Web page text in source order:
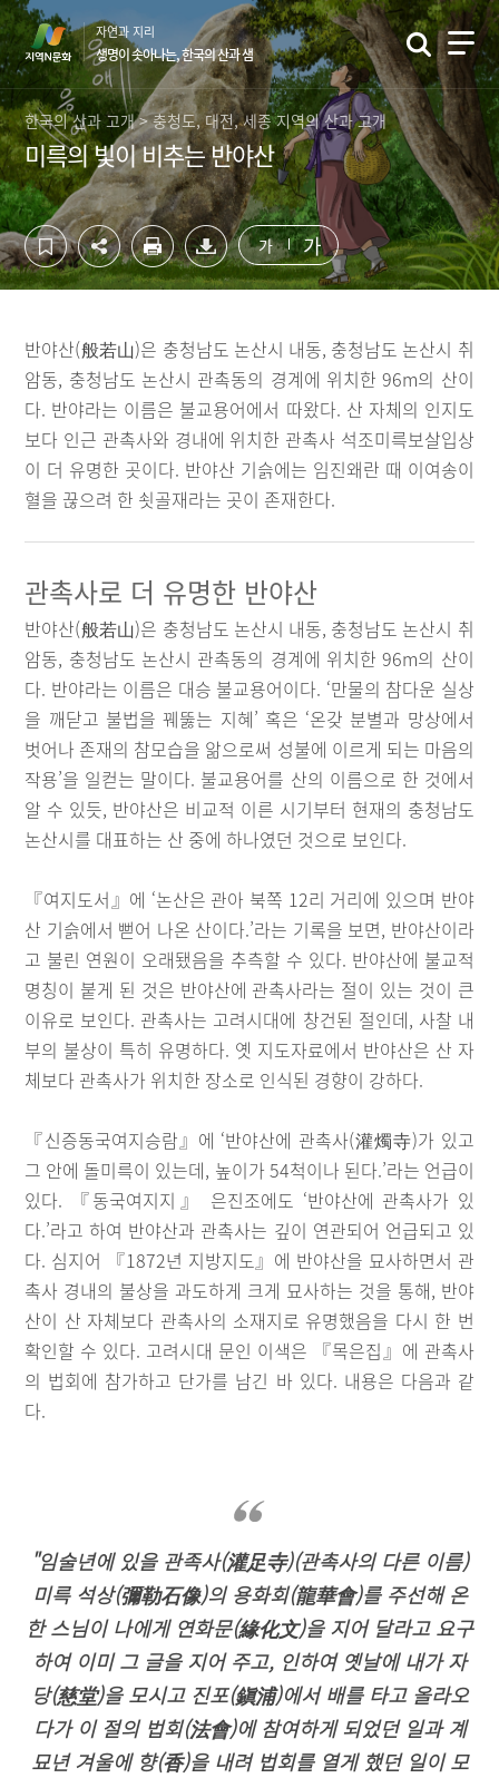
컨
텐
츠
영
역
바
로
가
기
하
단
영
역
바
로
가
기
자연과 지리
생명이 솟아나는, 한국의 산과 샘
한국의 산과 고개 > 충청도, 대전, 세종 지역의 산과 고개
미륵의 빛이 비추는 반야산
가 가
반야산(般若山)은 충청남도 논산시 내동, 충청남도 논산시 취
암동, 충청남도 논산시 관촉동의 경계에 위치한 96m의 산이
다. 반야라는 이름은 불교용어에서 따왔다. 산 자체의 인지도
보다 인근 관촉사와 경내에 위치한 관촉사 석조미륵보살입상
이 더 유명한 곳이다. 반야산 기슭에는 임진왜란 때 이여송이
혈을 끊으려 한 쇳골재라는 곳이 존재한다.
관촉사로 더 유명한 반야산
반야산(般若山)은 충청남도 논산시 내동, 충청남도 논산시 취
암동, 충청남도 논산시 관촉동의 경계에 위치한 96m의 산이
다. 반야라는 이름은 대승 불교용어이다. ‘만물의 참다운 실상
을 깨닫고 불법을 꿰뚫는 지혜’ 혹은 ‘온갖 분별과 망상에서
벗어나 존재의 참모습을 앎으로써 성불에 이르게 되는 마음의
작용’을 일컫는 말이다. 불교용어를 산의 이름으로 한 것에서
알 수 있듯, 반야산은 비교적 이른 시기부터 현재의 충청남도
논산시를 대표하는 산 중에 하나였던 것으로 보인다.
『여지도서』에 ‘논산은 관아 북쪽 12리 거리에 있으며 반야
산 기슭에서 뻗어 나온 산이다.’라는 기록을 보면, 반야산이라
고 불린 연원이 오래됐음을 추측할 수 있다. 반야산에 불교적
명칭이 붙게 된 것은 반야산에 관촉사라는 절이 있는 것이 큰
이유로 보인다. 관촉사는 고려시대에 창건된 절인데, 사찰 내
부의 불상이 특히 유명하다. 옛 지도자료에서 반야산은 산 자
체보다 관촉사가 위치한 장소로 인식된 경향이 강하다.
『신증동국여지승람』에 ‘반야산에 관촉사(灌燭寺)가 있고
그 안에 돌미륵이 있는데, 높이가 54척이나 된다.’라는 언급이
있다. 『동국여지지』 은진조에도 ‘반야산에 관촉사가 있
다.’라고 하여 반야산과 관촉사는 깊이 연관되어 언급되고 있
다. 심지어 『1872년 지방지도』에 반야산을 묘사하면서 관
촉사 경내의 불상을 과도하게 크게 묘사하는 것을 통해, 반야
산이 산 자체보다 관촉사의 소재지로 유명했음을 다시 한 번
확인할 수 있다. 고려시대 문인 이색은 『목은집』에 관촉사
의 법회에 참가하고 단가를 남긴 바 있다. 내용은 다음과 같
다.
"임술년에 있을 관족사(灌足寺)(관촉사의 다른 이름)
미륵 석상(彌勒石像)의 용화회(龍華會)를 주선해 온
한 스님이 나에게 연화문(緣化文)을 지어 달라고 요구
하여 이미 그 글을 지어 주고, 인하여 옛날에 내가 자
당(慈堂)을 모시고 진포(鎭浦)에서 배를 타고 올라오
다가 이 절의 법회(法會)에 참여하게 되었던 일과 계
묘년 겨울에 향(香)을 내려 법회를 열게 했던 일이 모